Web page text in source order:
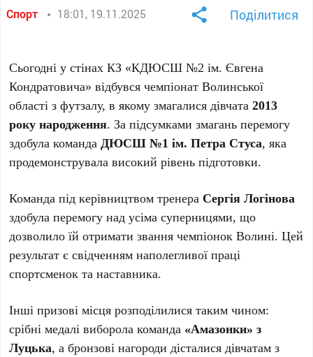
Спорт 18:01, 19.11.2025 Поділитися
Сьогодні у стінах КЗ «КДЮСШ №2 ім. Євгена
Кондратовича» відбувся чемпіонат Волинської
області з футзалу, в якому змагалися дівчата2013
року народження. За підсумками змагань перемогу
здобула командаДЮСШ №1 ім. Петра Стуса, яка
продемонструвала високий рівень підготовки.
Команда під керівництвом тренера Сергія Логінова
здобула перемогу над усіма суперницями, що
дозволило їй отримати звання чемпіонок Волині. Цей
результат є свідченням наполегливої праці
спортсменок та наставника.
Інші призові місця розподілилися таким чином:
срібні медалі виборола команда «Амазонки» з
Луцька, а бронзові нагороди дісталися дівчатам з